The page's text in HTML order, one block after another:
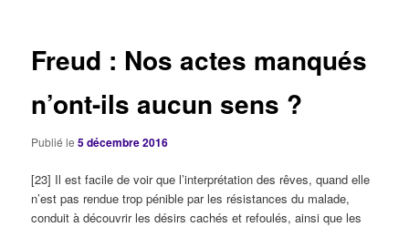
Freud : Nos actes manqués
n’ont-ils aucun sens ?
Publié le5 décembre 2016
[23] Il est facile de voir que l’interprétation des rêves, quand elle
n’est pas rendue trop pénible par les résistances du malade,
conduit à découvrir les désirs cachés et refoulés, ainsi que les